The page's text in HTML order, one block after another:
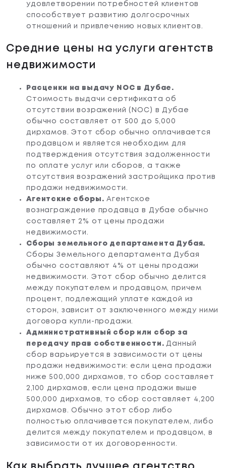
удовлетворении потребностей клиентов
способствует развитию долгосрочных
отношений и привлечению новых клиентов.
Средние цены на услуги агентств
недвижимости
Расценки на выдачу NOC в Дубае.
Стоимость выдачи сертификата об
отсутствии возражений (NOC) в Дубае
обычно составляет от 500 до 5,000
дирхамов. Этот сбор обычно оплачивается
продавцом и является необходим для
подтверждения отсутствия задолженности
по оплате услуг или сборов, а также
отсутствия возражений застройщика против
продажи недвижимости.
Агентские сборы. Агентское
вознаграждение продавца в Дубае обычно
составляет 2% от цены продажи
недвижимости.
Сборы земельного департамента Дубая.
Сборы Земельного департамента Дубая
обычно составляют 4% от цены продажи
недвижимости. Этот сбор обычно делится
между покупателем и продавцом, причем
процент, подлежащий уплате каждой из
сторон, зависит от заключенного между ними
договора купли-продажи.
Административный сбор или сбор за
передачу прав собственности. Данный
сбор варьируется в зависимости от цены
продажи недвижимости: если цена продажи
ниже 500,000 дирхамов, то сбор составляет
2,100 дирхамов, если цена продажи выше
500,000 дирхамов, то сбор составляет 4,200
дирхамов. Обычно этот сбор либо
полностью оплачивается покупателем, либо
делится между покупателем и продавцом, в
зависимости от их договоренности.
Сэкономьте ваше время
Чтобы подобрать для Вас лучшие варианты,
ответьте на короткие вопросы:
1 из 4
Какой тип недвижимости Вы
рассматриваете?
Студию